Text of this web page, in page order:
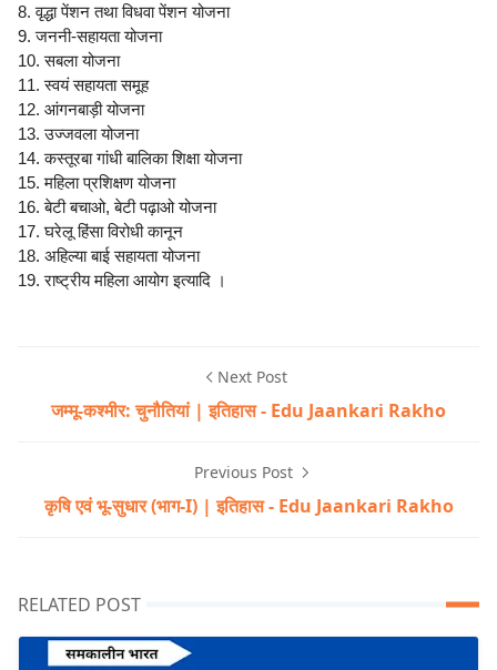
8. वृद्धा पेंशन तथा विधवा पेंशन योजना
9. जननी-सहायता योजना
10. सबला योजना
11. स्वयं सहायता समूह
12. आंगनबाड़ी योजना
13. उज्जवला योजना
14. कस्तूरबा गांधी बालिका शिक्षा योजना
15. महिला प्रशिक्षण योजना
16. बेटी बचाओ, बेटी पढ़ाओ योजना
17. घरेलू हिंसा विरोधी कानून
18. अहिल्या बाई सहायता योजना
19. राष्ट्रीय महिला आयोग इत्यादि ।
Next Post
जम्मू-कश्मीर: चुनौतियां | इतिहास - Edu Jaankari Rakho
Previous Post
कृषि एवं भू-सुधार (भाग-I) | इतिहास - Edu Jaankari Rakho
RELATED POST